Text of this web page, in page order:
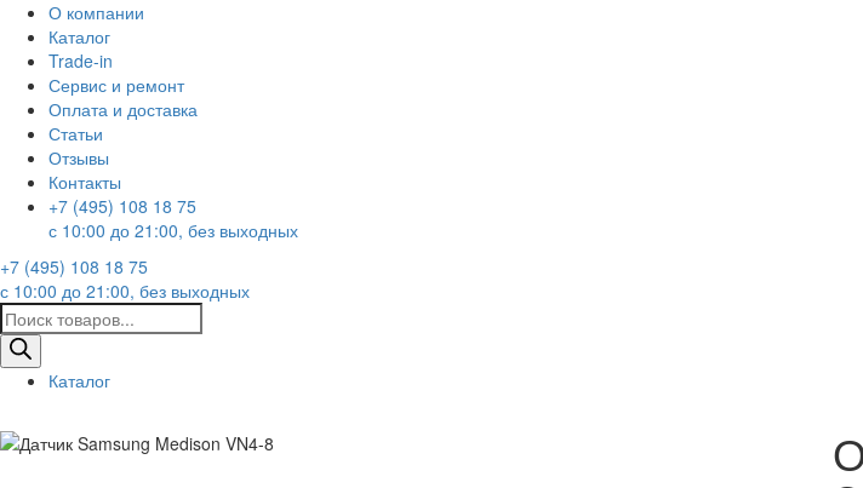
О компании
Каталог
Trade-in
Сервис и ремонт
Оплата и доставка
Статьи
Отзывы
Контакты
+7 (495) 108 18 75
с 10:00 до 21:00, без выходных
+7 (495) 108 18 75
с 10:00 до 21:00, без выходных
Поиск
товаров
Каталог